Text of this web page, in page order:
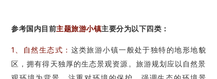
参考国内目前主题旅游小镇主要分为以下四类：
1、自然生态式： 这类旅游小镇一般处于独特的地形地貌
区，拥有得天独厚的生态景观资源。旅游规划应以自然景